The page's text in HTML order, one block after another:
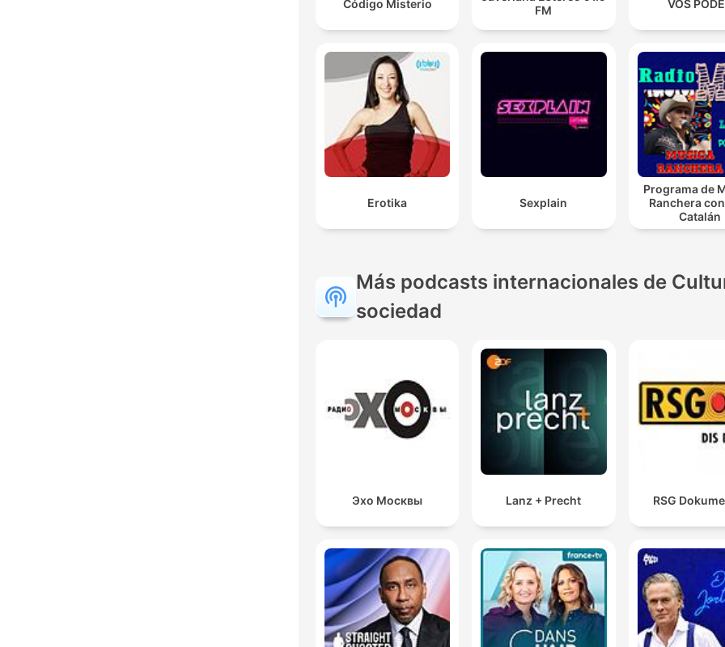
Código Misterio
FM
VOS
Erotika Sexplain
Programa de
Ranchera
Catalán
Más podcasts internacionales de
sociedad
Эхо Москвы Lanz + Precht RSG